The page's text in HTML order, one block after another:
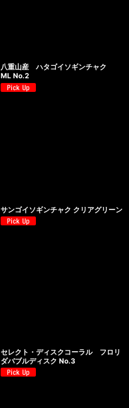
八重山産 ハタゴイソギンチャク
ML No.2
サンゴイソギンチャク クリアグリーン
セレクト・ディスクコーラル フロリ
ダバブルディスク No.3